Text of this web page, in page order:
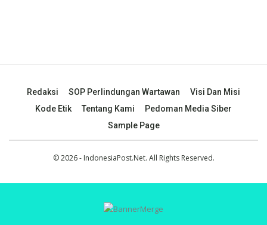
Redaksi SOP Perlindungan Wartawan
Visi Dan Misi
Kode Etik
Tentang Kami
Pedoman Media Siber
Sample Page
© 2026 - IndonesiaPost.Net. All Rights Reserved.